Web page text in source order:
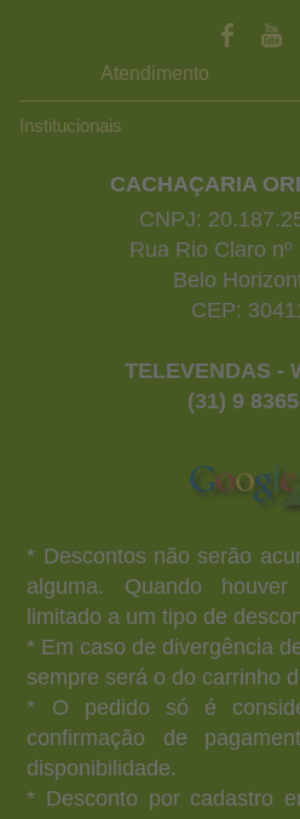
Atendimento
Institucionais
CACHAÇARIA
CNPJ:
Rua Rio Claro
Belo
CEP:
TELEVENDAS -
(31) 9
* Descontos não serão
alguma. Quando
limitado a um tipo de
* Em caso de divergência
sempre será o do carrinho
* O pedido só é
confirmação de
disponibilidade.
* Desconto por cadastro